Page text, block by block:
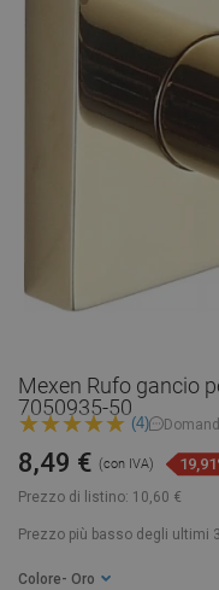
Mexen Rufo gancio
7050935-50
(4)
Prezzo di listino: 10,60 €
8,49 € (con IVA)
Prezzo più basso degli ultimi
Colore - Oro